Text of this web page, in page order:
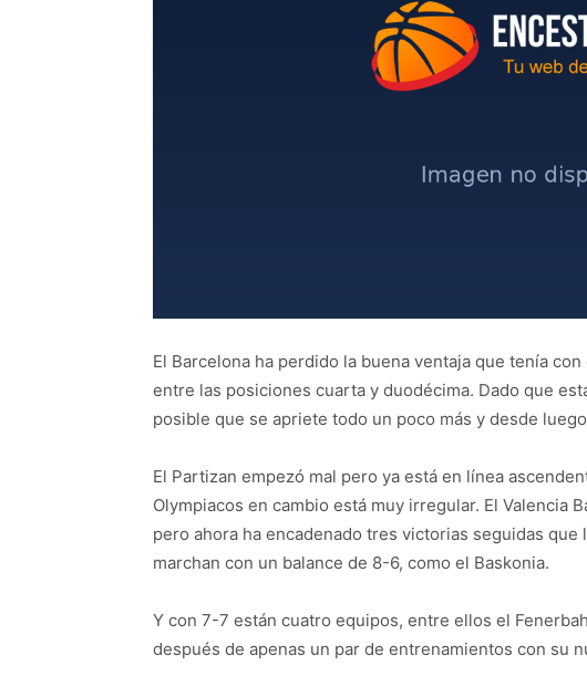
El Barcelona ha perdido la buena ventaja que tenía
entre las posiciones cuarta y duodécima. Dado que
posible que se apriete todo un poco más y desde
El Partizan empezó mal pero ya está en línea
Olympiacos en cambio está muy irregular. El Valencia
pero ahora ha encadenado tres victorias seguidas
marchan con un balance de 8-6, como el Baskonia.
Y con 7-7 están cuatro equipos, entre ellos el
después de apenas un par de entrenamientos con su